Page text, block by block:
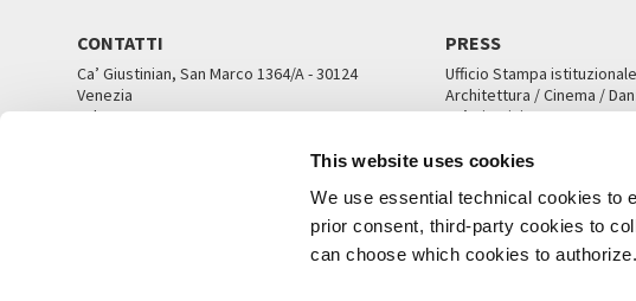
This website uses cookies
We use essential technical cookies to
prior consent, third-party cookies to
can choose which cookies to
CONTATTI
Ca’ Giustinian, San Marco 1364/A - 30124
Venezia
Tel. 041 5218711
PRESS
Ufficio Stampa
Architettura / Cinema /
Ca’ Giustinian, San Marco
UFFICI STAMPA